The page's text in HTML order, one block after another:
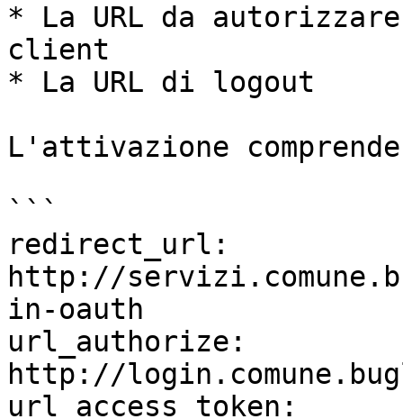
* La URL da
client
* La URL di logout
L'attivazione
```
redirect_url:
http://
in-oauth
url_authorize:
http://
url_access_token: